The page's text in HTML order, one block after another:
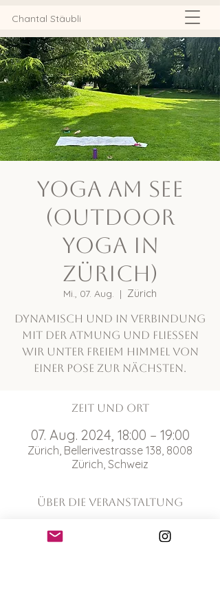
Chantal Stäubli
Yoga am See
(Outdoor
Yoga in
Zürich)
Mi., 07. Aug.
  |
Zürich
Dynamisch und in Verbindung
mit der Atmung und fliessen
wir unter freiem Himmel von
einer Pose zur nächsten.
Zeit und Ort
07. Aug. 2024, 18:00 – 19:00
Zürich, Bellerivestrasse 138, 8008
Zürich, Schweiz
Über die Veranstaltung
Durch diese fliessende Abfolge der
Asanas, die wir mit der Atmung